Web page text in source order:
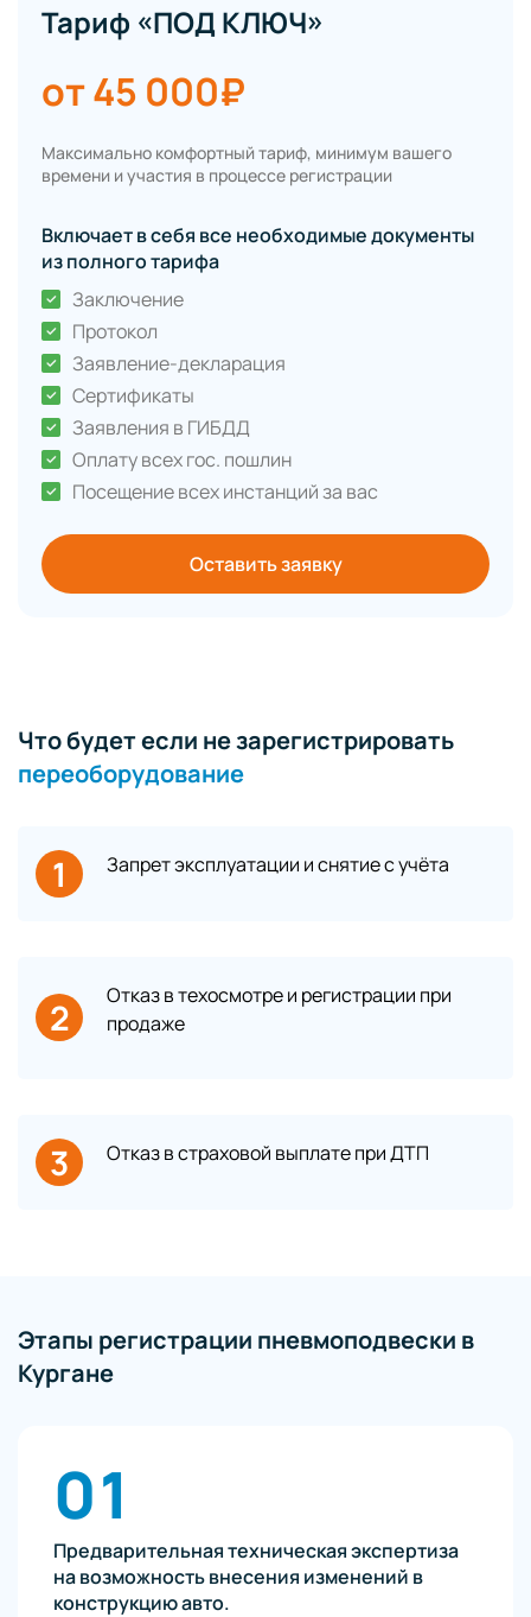
Тариф «ПОД КЛЮЧ»
от 45 000₽
Максимально комфортный тариф, минимум вашего
времени и участия в процессе регистрации
Включает в себя все необходимые документы
из полного тарифа
Заключение
Протокол
Заявление-декларация
Сертификаты
Заявления в ГИБДД
Оплату всех гос. пошлин
Посещение всех инстанций за вас
Оставить заявку
Что будет если не зарегистрировать
переоборудование
1 Запрет эксплуатации и снятие с учёта
2
Отказ в техосмотре и регистрации при
продаже
3 Отказ в страховой выплате при ДТП
Этапы регистрации пневмоподвески в
Кургане
01
Предварительная техническая экспертиза
на возможность внесения изменений в
конструкцию авто.